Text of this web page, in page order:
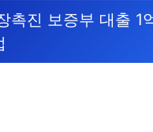
촉진 보증부 대출 1